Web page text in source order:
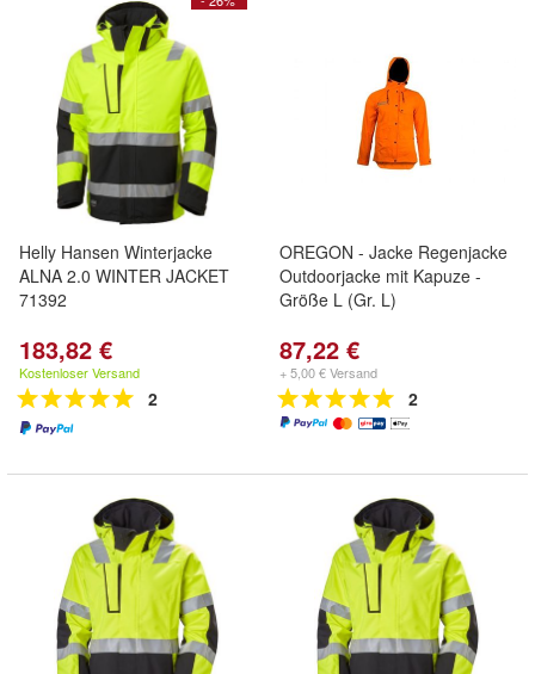
Helly Hansen Winterjacke
ALNA 2.0 WINTER JACKET
71392
183,82 €
Kostenloser Versand
2
OREGON - Jacke Regenjacke
Outdoorjacke mit Kapuze -
Größe L (Gr. L)
87,22 €
+ 5,00 € Versand
2